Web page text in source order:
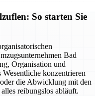
So starten Sie
Bad
Organisation und
konzentrieren
die Abwicklung mit den
reibungslos abläuft.